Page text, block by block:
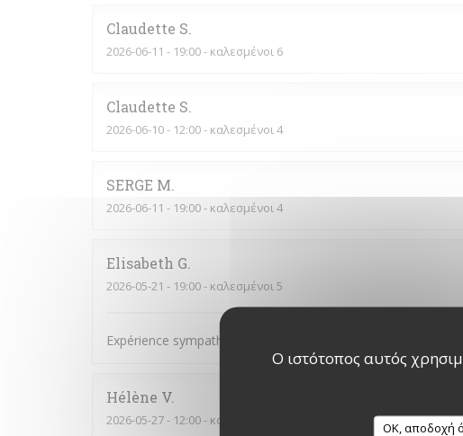
Ο ιστότοπος αυτός
OK, αποδοχή
Claudette S
2026-06-11 - 19:00 - καλεσμένοι 6
Claudette S
2026-06-10- 12:00 - καλεσμένοι 4
SERGE M
2026-06-11 - 19:00 - καλεσμένοι 4
Elisabeth G
2026-05-21 - 19:00 - καλεσμένοι 5
Expérience sympathique !
Hélène V
2026-05-27- 12:00 - καλεσμένοι 4